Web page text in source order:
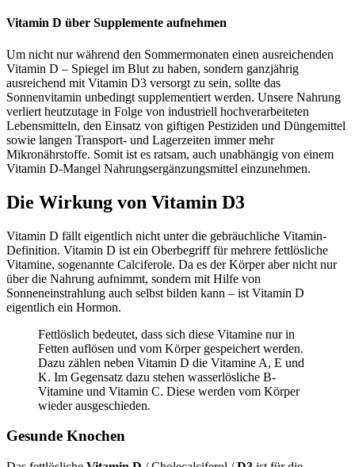
Vitamin D über Supplemente aufnehmen
Um nicht nur während den Sommermonaten einen ausreichenden
Vitamin D – Spiegel im Blut zu haben, sondern ganzjährig
ausreichend mit Vitamin D3 versorgt zu sein, sollte das
Sonnenvitamin unbedingt supplementiert werden. Unsere Nahrung
verliert heutzutage in Folge von industriell hochverarbeiteten
Lebensmitteln, den Einsatz von giftigen Pestiziden und Düngemittel
sowie langen Transport- und Lagerzeiten immer mehr
Mikronährstoffe. Somit ist es ratsam, auch unabhängig von einem
Vitamin D-Mangel Nahrungsergänzungsmittel einzunehmen.
Die Wirkung von Vitamin D3
Vitamin D fällt eigentlich nicht unter die gebräuchliche Vitamin-
Definition. Vitamin D ist ein Oberbegriff für mehrere fettlösliche
Vitamine, sogenannte Calciferole. Da es der Körper aber nicht nur
über die Nahrung aufnimmt, sondern mit Hilfe von
Sonneneinstrahlung auch selbst bilden kann – ist Vitamin D
eigentlich ein Hormon.
Fettlöslich bedeutet, dass sich diese Vitamine nur in
Fetten auflösen und vom Körper gespeichert werden.
Dazu zählen neben Vitamin D die Vitamine A, E und
K. Im Gegensatz dazu stehen wasserlösliche B-
Vitamine und Vitamin C. Diese werden vom Körper
wieder ausgeschieden.
Gesunde Knochen